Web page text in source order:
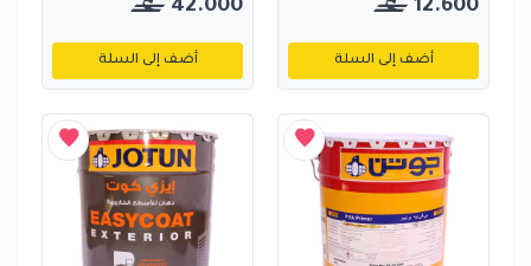
12.600
أضف إلى السلة
42.000
أضف إلى السلة